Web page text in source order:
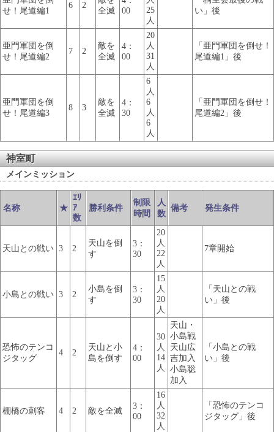
せ！尾道編1
6 2
全滅
00
25
人
い」後
亜門軍団を倒
せ！尾道編2
7 2
敵を
全滅
4：
00
20
人
31
人
「亜門軍団を倒せ！
尾道編1」後
亜門軍団を倒
せ！尾道編3
8 3
敵を
全滅
4：
30
6
人
6
人
6
人
「亜門軍団を倒せ！
尾道編2」後
神室町
メインミッション
名称 ★
ｴﾘ
ｱ
数
勝利条件
制限
時間
人
数
備考 発生条件
天山との戦い 3 2
天山を倒
す
3：
30
20
人
22
人
7章開始
小島との戦い 3 2
小島を倒
す
3：
30
15
人
20
人
「天山との戦
い」後
恐怖のテンコ
ジタッグ
4 2
天山と小
島を倒す
4：
00
30
人
14
人
天山・
小島戦
天山広
吉加入
小島聡
加入
「小島との戦
い」後
棚橋の刺客 4 2 敵を全滅
3：
00
16
人
32
人
「恐怖のテンコ
ジタッグ」後